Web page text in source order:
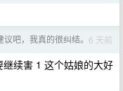
吧，我真的很纠结。 6 天前
续害 1 这个姑娘的大好